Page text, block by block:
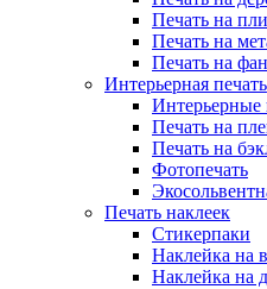
Печать на
Печать на
Печать на
Интерьерная печать
Интерьерные
Печать на
Печать на
Фотопечать
Печать наклеек
Стикерпаки
Наклейка на
Наклейка на